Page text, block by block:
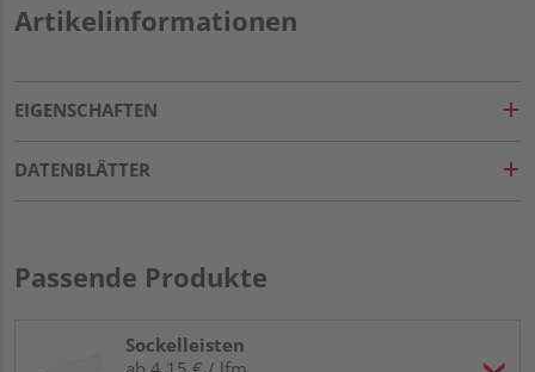
Artikelinformationen
EIGENSCHAFTEN
DATENBLÄTTER
Passende Produkte
Sockelleisten